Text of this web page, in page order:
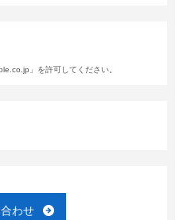
」を許可してください。
わせ